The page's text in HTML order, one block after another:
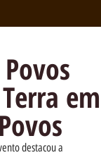
em
destacou a